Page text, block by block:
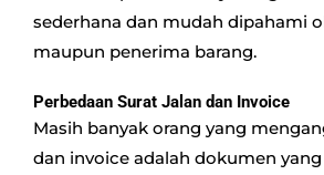
sederhana dan mudah dipahami
maupun penerima barang.
Perbedaan Surat Jalan dan Invoice
Masih banyak orang yang
dan invoice adalah dokumen yang